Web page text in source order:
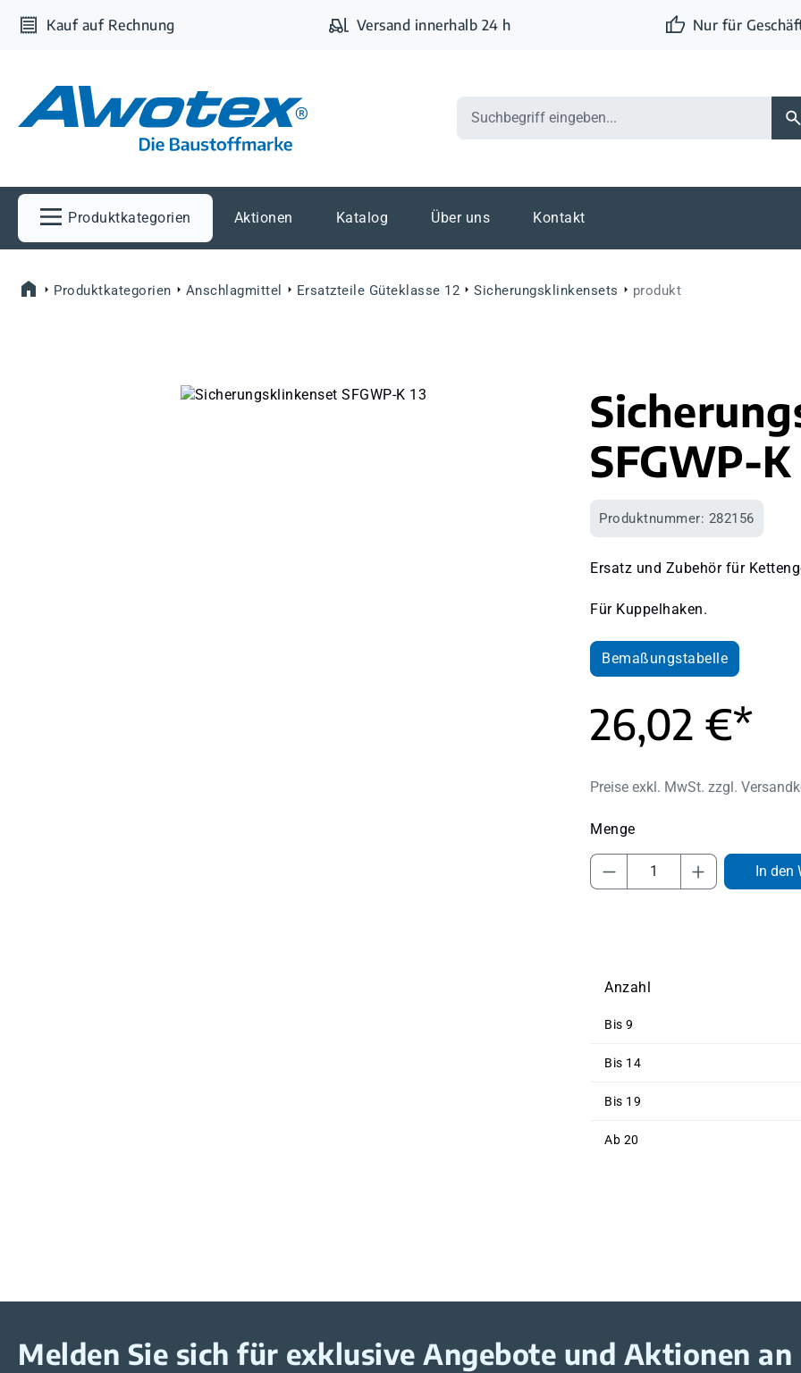
Hauptinhalt springen
Zur Suche springen
Zur Hauptnavigation springen
Kauf auf Rechnung Versand innerhalb 24 h Nur für
Produktkategorien Aktionen Katalog Über uns Kontakt
Produktkategorien Anschlagmittel Ersatzteile Güteklasse 12 Sicherungsklinkensets produkt
Bildergalerie überspringen
SFGWP-K
Produktnummer: 282156
Ersatz und Zubehör für
Für Kuppelhaken.
Bemaßungstabelle
26,02 €*
Preise exkl. MwSt. zzgl.
Produkt Anzahl: Gib
In den
Anzahl
Bis 9
Bis 14
Bis 19
Ab 20
Melden Sie sich für exklusive Angebote und Aktionen an